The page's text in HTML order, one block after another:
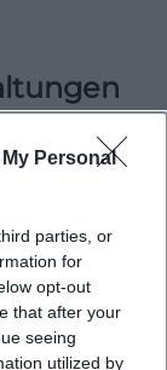
Personal
parties, or
for
opt-out
that after your
seeing
utilized by
dass die
weiterhin
erhaltenen
heutigen
Identität.
für viele
Parkplatz